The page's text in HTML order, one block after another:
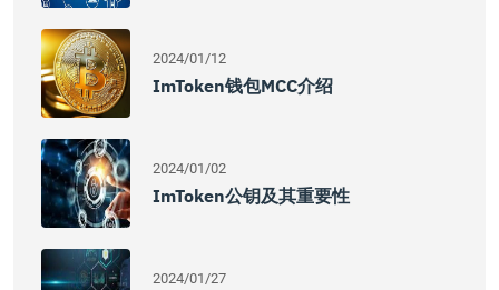
2024/01/12
ImToken钱包MCC介绍
2024/01/02
ImToken公钥及其重要性
2024/01/27